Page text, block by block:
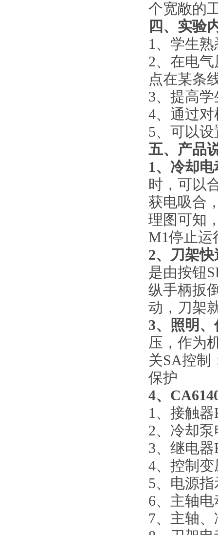
个宽敞的
四、 实验
1、学生
2、在电
点在某条
3、提高
4、通过
5、可以
五、产品
1、冷却
时，可以
获电吸合
理图可知
M1停止运
2、刀架
是由按钮
纵手柄扳
动，刀架
3、照明
压，作为
关SA控制
保护
4、
1、接触
2、冷却
3、继电
4、控制
5、电源
6、主轴
7、主轴